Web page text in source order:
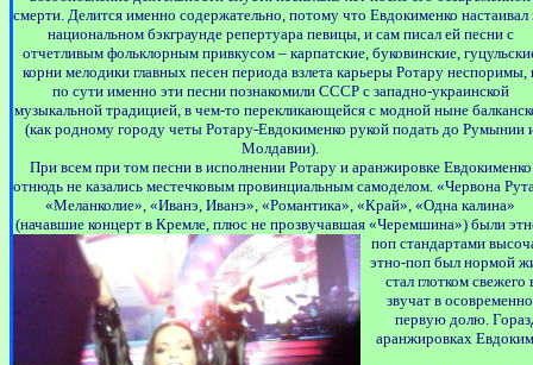
смерти. Делится именно содержательно, потому что Евдокименко настаивал
национальном бэкграунде репертуара певицы, и сам писал ей песни с
отчетливым фольклорным привкусом – карпатские, буковинские,
корни мелодики главных песен периода взлета карьеры Ротару неспоримы,
по сути именно эти песни познакомили СССР с западно-украинской
музыкальной традицией, в чем-то перекликающейся с модной ныне
(как родному городу четы Ротару-Евдокименко рукой подать до Румынии
Молдавии).
При всем при том песни в исполнении Ротару и аранжировке Евдокименко
отнюдь не казались местечковым провинциальным самоделом. «Червона
«Меланколие», «Иванэ, Иванэ», «Романтика», «Край», «Одна калина»
(начавшие концерт в Кремле, плюс не прозвучавшая «Черемшина») были
поп стандартами
этно-поп был нормой
стал глотком
звучат в
первую долю.
аранжировках